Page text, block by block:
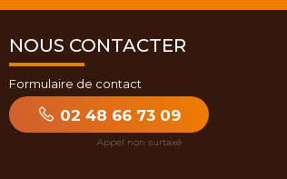
NOUS CONTACTER
Formulaire de contact
02 48 66 73 09